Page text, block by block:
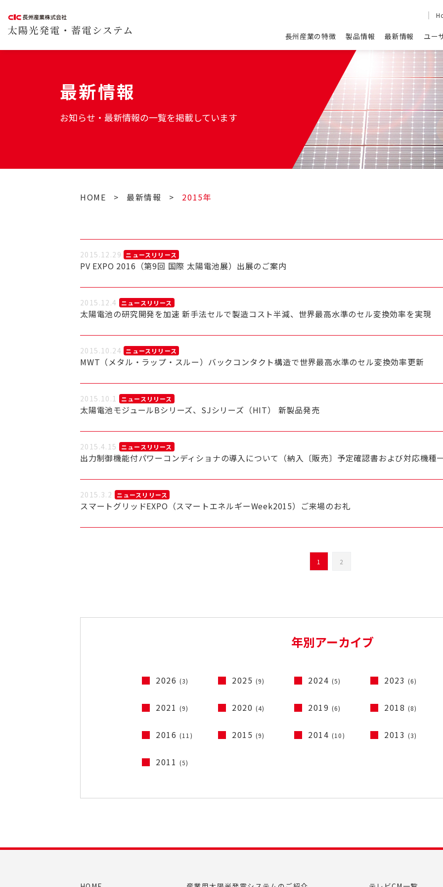
長州産業の特徴 製品情報 最新情報 ユー
最新情報
お知らせ・最新情報の一覧を掲載しています
HOME > 最新情報 > 2015年
2015.12.29 ニュースリリース
PV EXPO 2016（第9回 国際 太陽電池展）出展のご案内
2015.12.4 ニュースリリース
太陽電池の研究開発を加速 新手法セルで製造コスト半減、世界最高水準のセル変換効率を実現
2015.10.24 ニュースリリース
MWT（メタル・ラップ・スルー）バックコンタクト構造で世界最高水準のセル変換効率更新
2015.10.1 ニュースリリース
太陽電池モジュールBシリーズ、SJシリーズ（HIT） 新製品発売
2015.4.15 ニュースリリース
出力制御機能付パワーコンディショナの導入について（納入〔販売〕予定確認書および対応機種
2015.3.2 ニュースリリース
スマートグリッドEXPO（スマートエネルギーWeek2015）ご来場のお礼
1 2
年別アーカイブ
2026 (3) 2025 (9) 2024 (5) 2023 (6)
2021 (9) 2020 (4) 2019 (6) 2018 (8)
2016 (11) 2015 (9) 2014 (10) 2013 (3)
2011 (5)